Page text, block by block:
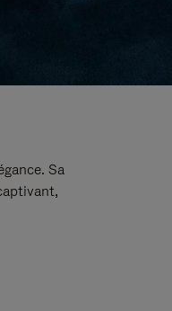
Sa